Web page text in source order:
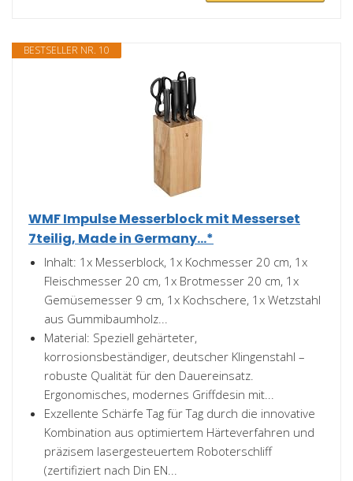
BESTSELLER NR. 10
WMF Impulse Messerblock mit Messerset
7teilig, Made in Germany...*
Inhalt: 1x Messerblock, 1x Kochmesser 20 cm, 1x
Fleischmesser 20 cm, 1x Brotmesser 20 cm, 1x
Gemüsemesser 9 cm, 1x Kochschere, 1x Wetzstahl
aus Gummibaumholz...
Material: Speziell gehärteter,
korrosionsbeständiger, deutscher Klingenstahl –
robuste Qualität für den Dauereinsatz.
Ergonomisches, modernes Griffdesin mit...
Exzellente Schärfe Tag für Tag durch die innovative
Kombination aus optimiertem Härteverfahren und
präzisem lasergesteuertem Roboterschliff
(zertifiziert nach Din EN...